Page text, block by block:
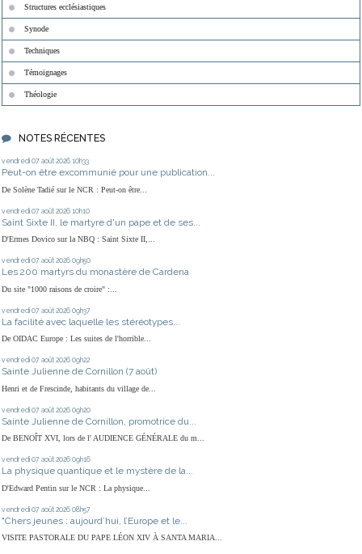
Structures ecclésiastiques
Synode
Techniques
Témoignages
Théologie
NOTES RÉCENTES
vendredi 07 août 2026 10h33
Peut-on être excommunié pour une publication...
De Solène Tadié sur le NCR : Peut-on être...
vendredi 07 août 2026 10h10
Saint Sixte II, le martyre d'un pape et de ses...
D'Ermes Dovico sur la NBQ : Saint Sixte II,...
vendredi 07 août 2026 09h50
Les 200 martyrs du monastère de Cardena
Du site "1000 raisons de croire" :...
vendredi 07 août 2026 09h37
La facilité avec laquelle les stéréotypes...
De OIDAC Europe : Les suites de l'horrible...
vendredi 07 août 2026 09h22
Sainte Julienne de Cornillon (7 août)
Henri et de Frescinde, habitants du village de...
vendredi 07 août 2026 09h20
Sainte Julienne de Cornillon, promotrice du...
De BENOÎT XVI, lors de l' AUDIENCE GÉNÉRALE du m...
vendredi 07 août 2026 09h16
La physique quantique et le mystère de la...
D'Edward Pentin sur le NCR : La physique...
vendredi 07 août 2026 08h57
"Chers jeunes : aujourd’hui, l’Europe et le...
VISITE PASTORALE DU PAPE LÉON XIV À SANTA MARIA...